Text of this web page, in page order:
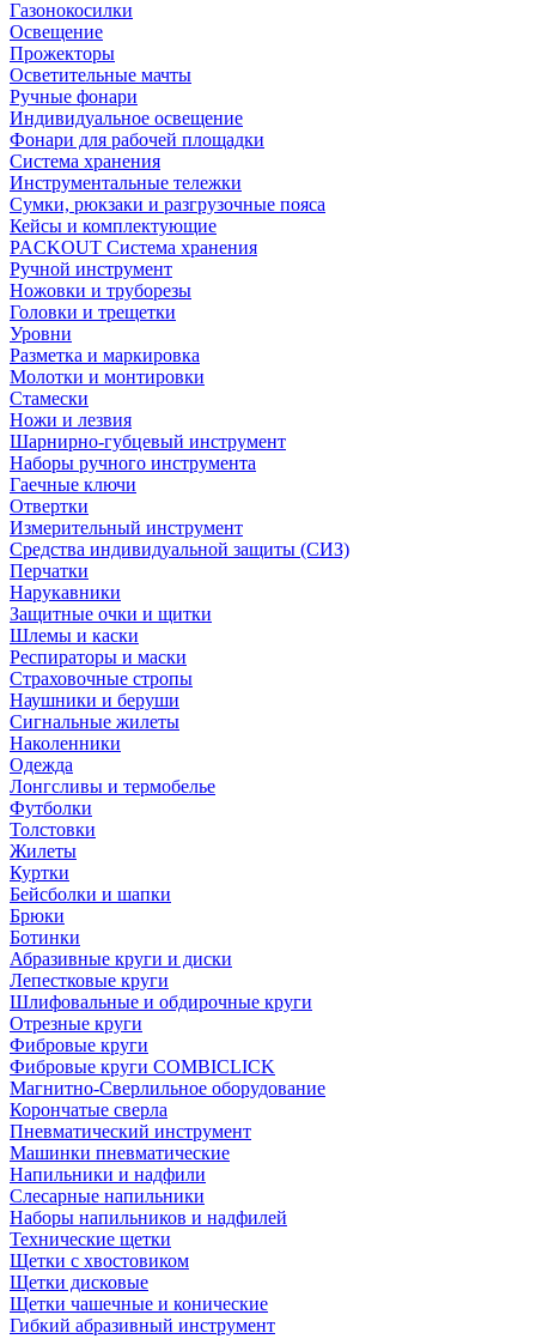
Газонокосилки
Освещение
Прожекторы
Осветительные мачты
Ручные фонари
Индивидуальное освещение
Фонари для рабочей площадки
Система хранения
Инструментальные тележки
Сумки, рюкзаки и разгрузочные пояса
Кейсы и комплектующие
PACKOUT Система хранения
Ручной инструмент
Ножовки и труборезы
Головки и трещетки
Уровни
Разметка и маркировка
Молотки и монтировки
Стамески
Ножи и лезвия
Шарнирно-губцевый инструмент
Наборы ручного инструмента
Гаечные ключи
Отвертки
Измерительный инструмент
Средства индивидуальной защиты (СИЗ)
Перчатки
Нарукавники
Защитные очки и щитки
Шлемы и каски
Респираторы и маски
Страховочные стропы
Наушники и беруши
Сигнальные жилеты
Наколенники
Одежда
Лонгсливы и термобелье
Футболки
Толстовки
Жилеты
Куртки
Бейсболки и шапки
Брюки
Ботинки
Абразивные круги и диски
Лепестковые круги
Шлифовальные и обдирочные круги
Отрезные круги
Фибровые круги
Фибровые круги COMBICLICK
Магнитно-Сверлильное оборудование
Корончатые сверла
Пневматический инструмент
Машинки пневматические
Напильники и надфили
Слесарные напильники
Наборы напильников и надфилей
Технические щетки
Щетки с хвостовиком
Щетки дисковые
Щетки чашечные и конические
Гибкий абразивный инструмент